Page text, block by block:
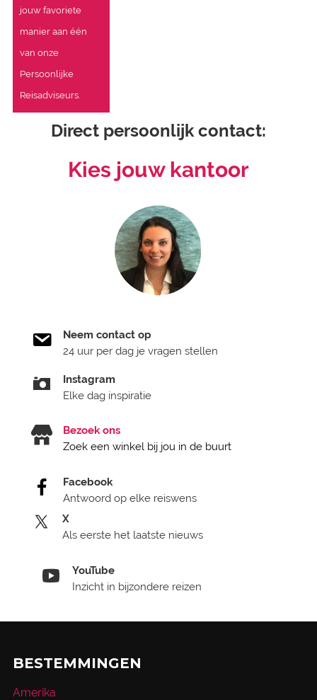
jouw favoriete
manier aan één
van onze
Persoonlijke
Reisadviseurs.
Direct persoonlijk contact:
Kies jouw kantoor
Neem contact op
24 uur per dag je vragen stellen
Instagram
Elke dag inspiratie
Bezoek ons
Zoek een winkel bij jou in de buurt
Facebook
Antwoord op elke reiswens
X
Als eerste het laatste nieuws
YouTube
Inzicht in bijzondere reizen
BESTEMMINGEN
Amerika